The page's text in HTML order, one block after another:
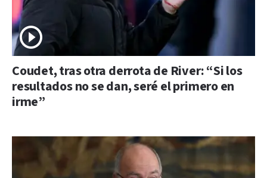
Coudet, tras otra derrota de River: “Si los
resultados no se dan, seré el primero en
irme”